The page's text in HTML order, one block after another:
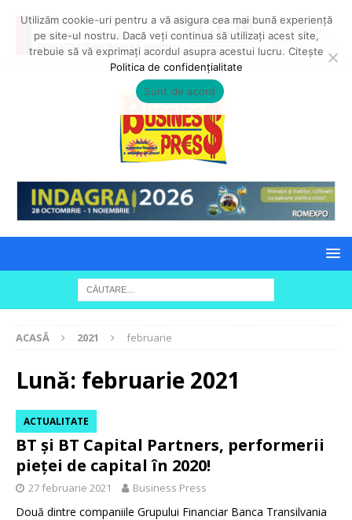
ACASĂ 2021 februarie
Lună: februarie 2021
ACTUALITATE
BT şi BT Capital Partners, performerii
pieţei de capital în 2020!
27 februarie 2021 Business Press
Două dintre companiile Grupului Financiar Banca Transilvania
Utilizăm cookie-uri pentru a vă asigura cea mai bună experiență
pe site-ul nostru. Dacă veți continua să utilizați acest site,
trebuie să vă exprimați acordul asupra acestui lucru. Citește
Politica de confidențialitate
Sunt de acord